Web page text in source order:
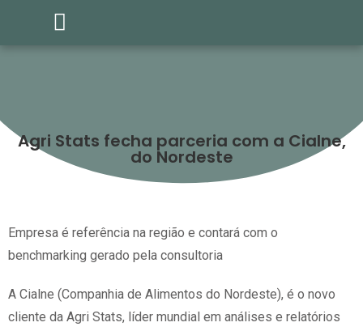
Agri Stats fecha parceria com a Cialne,
do Nordeste
Empresa é referência na região e contará com o
benchmarking gerado pela consultoria
A Cialne (Companhia de Alimentos do Nordeste), é o novo
cliente da Agri Stats, líder mundial em análises e relatórios